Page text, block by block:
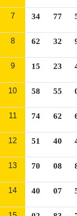
7 34 77
8 62 32
9 15 23
10 58 55
11 74 62
12 51 40
13 70 08
14 40 07